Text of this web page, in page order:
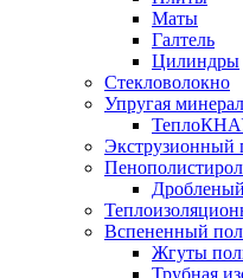
Маты
Галтель
Цилиндры
Стекловолокно
Упругая
Экструзионный
Вспененный
Жгуты
Трубная